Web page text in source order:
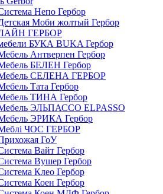
Непо Гербор
Моби жолтый Гербор
ГЕРБОР
БУКА BUKA Гербор
Антверпен Гербор
БЕЛЕН Гербор
СЕЛЕНА ГЕРБОР
Тата Гербор
ТИНА Гербор
ЭЛЬПАССО ELPASSO
ЭРИКА Гербор
ЧОС ГЕРБОР
ГоУ
Вайт Гербор
Вушер Гербор
Клео Гербор
Коен Гербор